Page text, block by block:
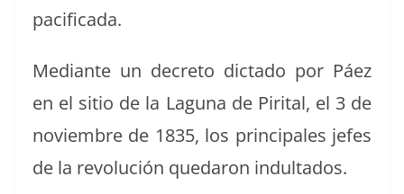
pacificada.
Medi­ante un decre­to dic­ta­do por Páez
en el sitio de la Lagu­na de Pir­i­tal, el 3 de
noviem­bre de 1835, los prin­ci­pales jefes
de la rev­olu­ción quedaron indultados.